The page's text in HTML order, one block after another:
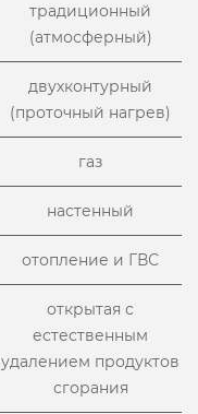
традиционный
(атмосферный)
двухконтурный
(проточный нагрев)
газ
настенный
отопление и ГВС
открытая с
естественным
удалением продуктов
сгорания